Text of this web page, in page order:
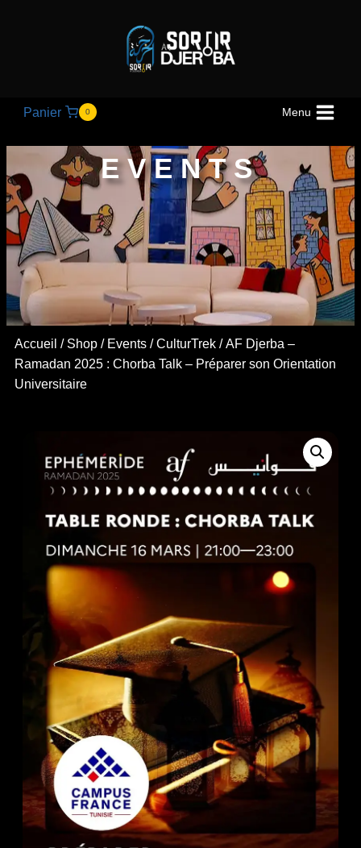
Panier 0 Menu
EVENTS
Accueil / Shop / Events /CulturTrek / AF Djerba –
Ramadan 2025 : Chorba Talk – Préparer son Orientation
Universitaire